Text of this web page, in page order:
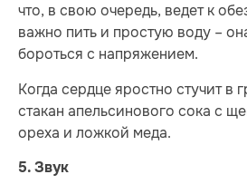
что, в свою очередь, ведет к
важно пить и простую воду –
бороться с напряжением.
Когда сердце яростно стучит в
стакан апельсинового сока с
ореха и ложкой меда.
5. Звук